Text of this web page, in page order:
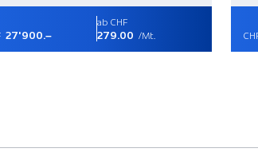
27'900.–
ab CHF
279.00 /Mt.